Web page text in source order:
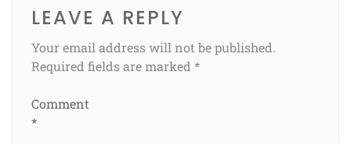
LEAVE A REPLY
Your email address will not be published.
Required fields are marked *
Comment
*